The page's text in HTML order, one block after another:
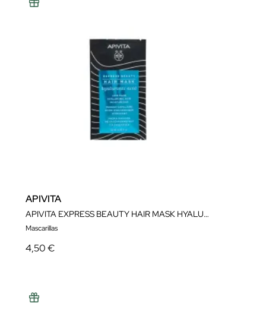
APIVITA
APIVITA EXPRESS BEAUTY HAIR MASK HYALURONIC ACID 20ML
Mascarillas
4,50 €